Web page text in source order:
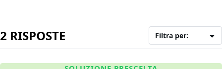
2 RISPOSTE Filtra per: